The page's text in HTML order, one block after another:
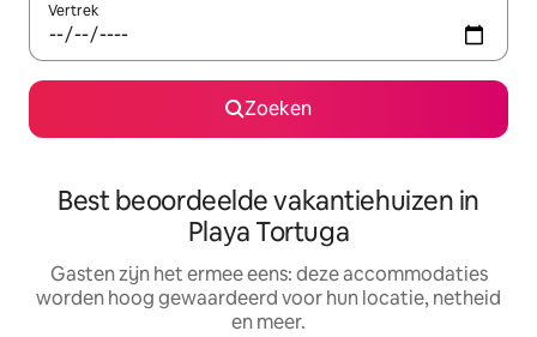
Vertrek
Zoeken
Best beoordeelde vakantiehuizen in
Playa Tortuga
Gasten zijn het ermee eens: deze accommodaties
worden hoog gewaardeerd voor hun locatie, netheid
en meer.